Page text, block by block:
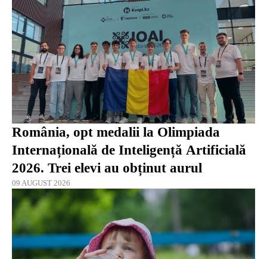
România, opt medalii la Olimpiada
Internațională de Inteligență Artificială
2026. Trei elevi au obținut aurul
09 AUGUST 2026